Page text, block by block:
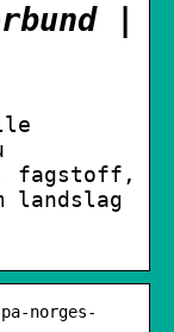
|
fagstoff,
landslag
norges-